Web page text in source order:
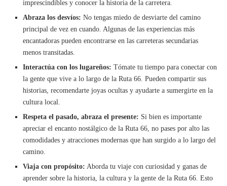
imprescindibles y conocer la historia de la carretera.
Abraza los desvíos: No tengas miedo de desviarte del camino
principal de vez en cuando. Algunas de las experiencias más
encantadoras pueden encontrarse en las carreteras secundarias
menos transitadas.
Interactúa con los lugareños: Tómate tu tiempo para conectar con
la gente que vive a lo largo de la Ruta 66. Pueden compartir sus
historias, recomendarte joyas ocultas y ayudarte a sumergirte en la
cultura local.
Respeta el pasado, abraza el presente: Si bien es importante
apreciar el encanto nostálgico de la Ruta 66, no pases por alto las
comodidades y atracciones modernas que han surgido a lo largo del
camino.
Viaja con propósito: Aborda tu viaje con curiosidad y ganas de
aprender sobre la historia, la cultura y la gente de la Ruta 66. Esto